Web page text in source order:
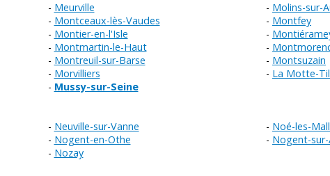
Meurville
Molins-sur-
Montceaux-lès-Vaudes
Montfey
Montier-en-l'Isle
Montmartin-le-Haut
Montreuil-sur-Barse
Montsuzain
Morvilliers
La Motte-
Mussy-sur-Seine
Neuville-sur-Vanne
Noé-les-
Nogent-en-Othe
Nogent-
Nozay